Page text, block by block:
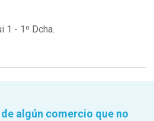
1 - 1º Dcha.
algún comercio que no